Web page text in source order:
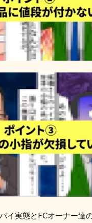
イ実態と FCオーナー達